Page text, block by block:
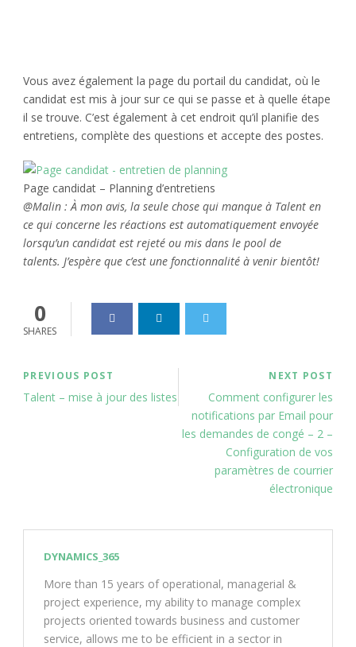
Vous avez également la page du portail du candidat, où le
candidat est mis à jour sur ce qui se passe et à quelle étape
il se trouve. C’est également à cet endroit qu’il planifie des
entretiens, complète des questions et accepte des postes.
Page candidat – Planning d’entretiens
@Malin : À mon avis, la seule chose qui manque à Talent en
ce qui concerne les réactions est automatiquement envoyée
lorsqu’un candidat est rejeté ou mis dans le pool de
talents. J’espère que c’est une fonctionnalité à venir bientôt!
0
SHARES
PREVIOUS POST
Talent – mise à jour des listes
NEXT POST
Comment configurer les
notifications par Email pour
les demandes de congé – 2 –
Configuration de vos
paramètres de courrier
électronique
DYNAMICS_365
More than 15 years of operational, managerial &
project experience, my ability to manage complex
projects oriented towards business and customer
service, allows me to be efficient in a sector in